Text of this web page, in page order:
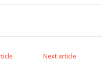
Next article